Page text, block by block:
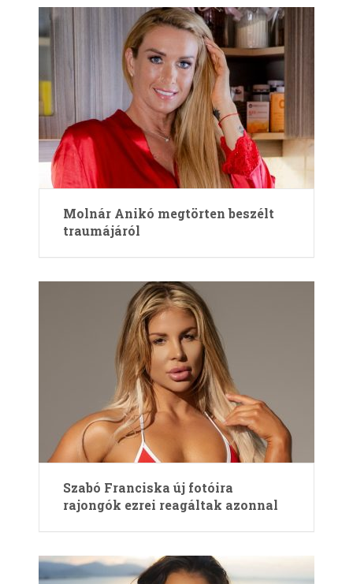
Molnár Anikó megtörten beszélt
traumájáról
Szabó Franciska új fotóira
rajongók ezrei reagáltak azonnal